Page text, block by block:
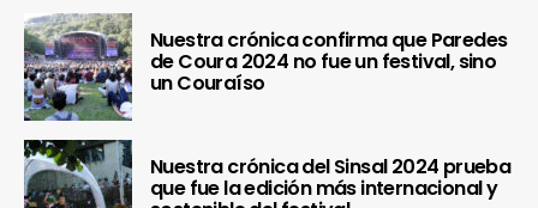
Nuestra crónica confirma que Paredes
de Coura 2024 no fue un festival, sino
un Couraíso
Nuestra crónica del Sinsal 2024 prueba
que fue la edición más internacional y